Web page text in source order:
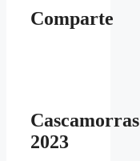
Comparte
Cascamorras
2023